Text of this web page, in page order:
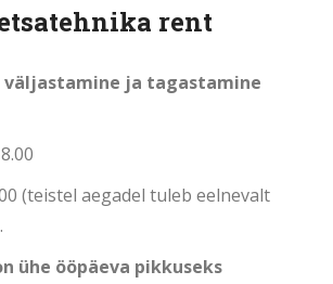
rent
väljastamine ja tagastamine
(teistel aegadel tuleb eelnevalt
ühe ööpäeva pikkuseks